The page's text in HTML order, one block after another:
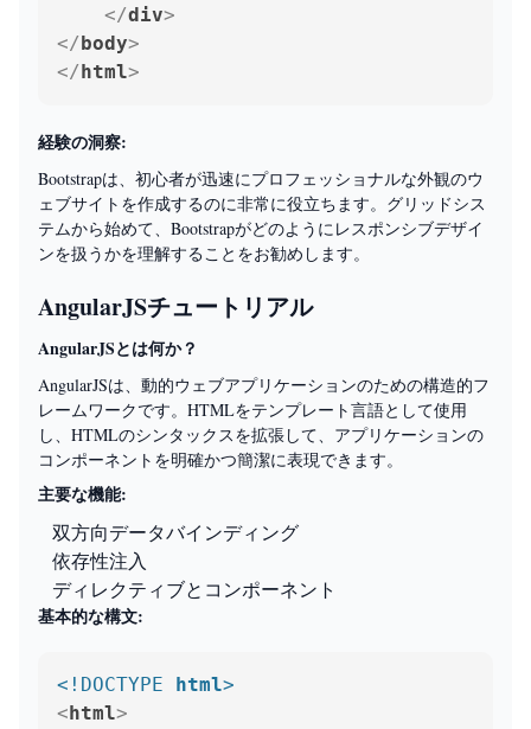
</div>
</body>
</html>
経験の洞察:
Bootstrapは、初心者が迅速にプロフェッショナルな外観のウ
ェブサイトを作成するのに非常に役立ちます。グリッドシス
テムから始めて、Bootstrapがどのようにレスポンシブデザイ
ンを扱うかを理解することをお勧めします。
AngularJSチュートリアル
AngularJSとは何か？
AngularJSは、動的ウェブアプリケーションのための構造的フ
レームワークです。HTMLをテンプレート言語として使用
し、HTMLのシンタックスを拡張して、アプリケーションの
コンポーネントを明確かつ簡潔に表現できます。
主要な機能:
双方向データバインディング
依存性注入
ディレクティブとコンポーネント
基本的な構文:
<!DOCTYPE html>
< html>